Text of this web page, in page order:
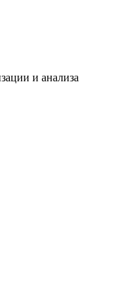
и анализа